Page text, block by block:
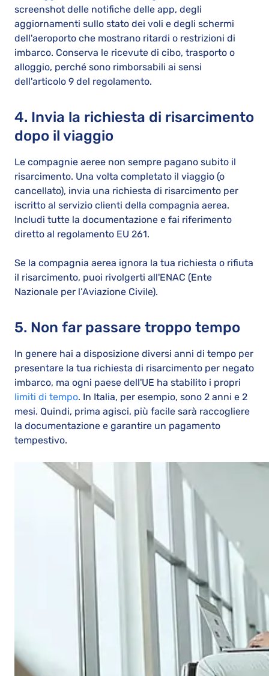
screenshot delle notifiche delle app, degli
aggiornamenti sullo stato dei voli e degli schermi
dell'aeroporto che mostrano ritardi o restrizioni di
imbarco. Conserva le ricevute di cibo, trasporto o
alloggio, perché sono rimborsabili ai sensi
dell'articolo 9 del regolamento.
4. Invia la richiesta di risarcimento
dopo il viaggio
Le compagnie aeree non sempre pagano subito il
risarcimento. Una volta completato il viaggio (o
cancellato), invia una richiesta di risarcimento per
iscritto al servizio clienti della compagnia aerea.
Includi tutte la documentazione e fai riferimento
diretto al regolamento EU 261.
Se la compagnia aerea ignora la tua richiesta o rifiuta
il risarcimento, puoi rivolgerti all'ENAC (Ente
Nazionale per l’Aviazione Civile).
5. Non far passare troppo tempo
In genere hai a disposizione diversi anni di tempo per
presentare la tua richiesta di risarcimento per negato
imbarco, ma ogni paese dell'UE ha stabilito i propri
limiti di tempo. In Italia, per esempio, sono 2 anni e 2
mesi. Quindi, prima agisci, più facile sarà raccogliere
la documentazione e garantire un pagamento
tempestivo.